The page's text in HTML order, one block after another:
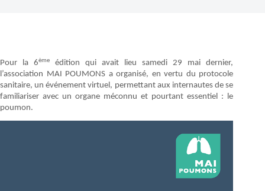
Pour la 6ème
édition qui avait lieu samedi 29 mai dernier,
l’association MAI POUMONS a organisé, en vertu du protocole
sanitaire, un événement virtuel, permettant aux internautes de se
familiariser avec un organe méconnu et pourtant essentiel : le
poumon.